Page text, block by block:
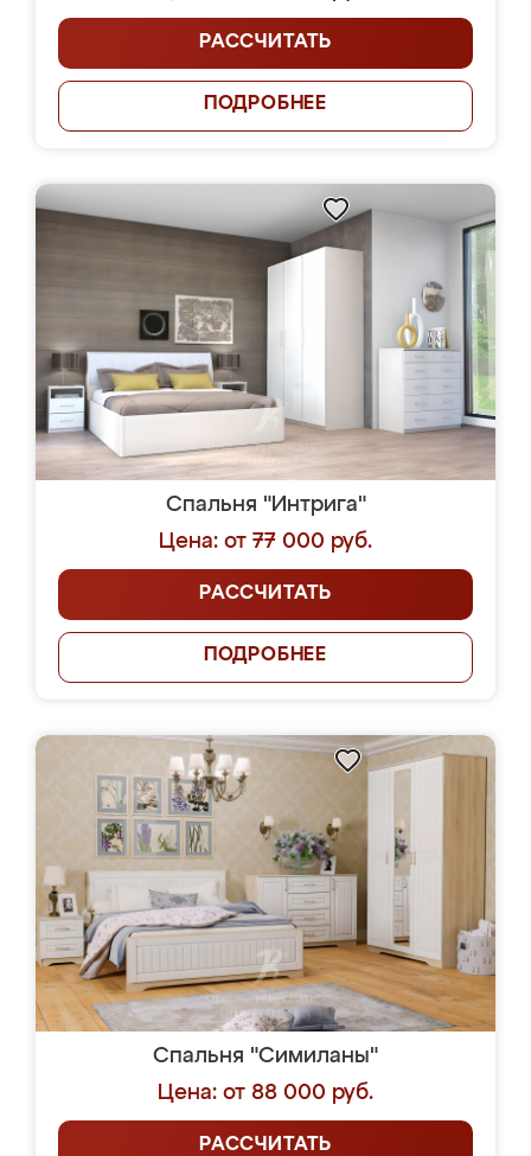
РАССЧИТАТЬ
ПОДРОБНЕЕ
Спальня "Интрига"
Цена: от 77 000 руб.
РАССЧИТАТЬ
ПОДРОБНЕЕ
Спальня "Симиланы"
Цена: от 88 000 руб.
РАССЧИТАТЬ